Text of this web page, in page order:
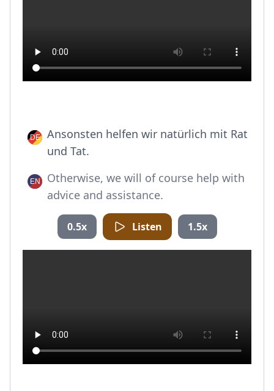
Ansonsten helfen wir natürlich mit Rat
und Tat.
Otherwise, we will of course help with
advice and assistance.
0.5x Listen 1.5x